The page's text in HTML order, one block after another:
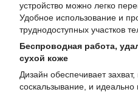
устройство можно легко
Удобное использование и
труднодоступных участков
Беспроводная работа,
сухой коже
Дизайн обеспечивает
соскальзывание, и идеально